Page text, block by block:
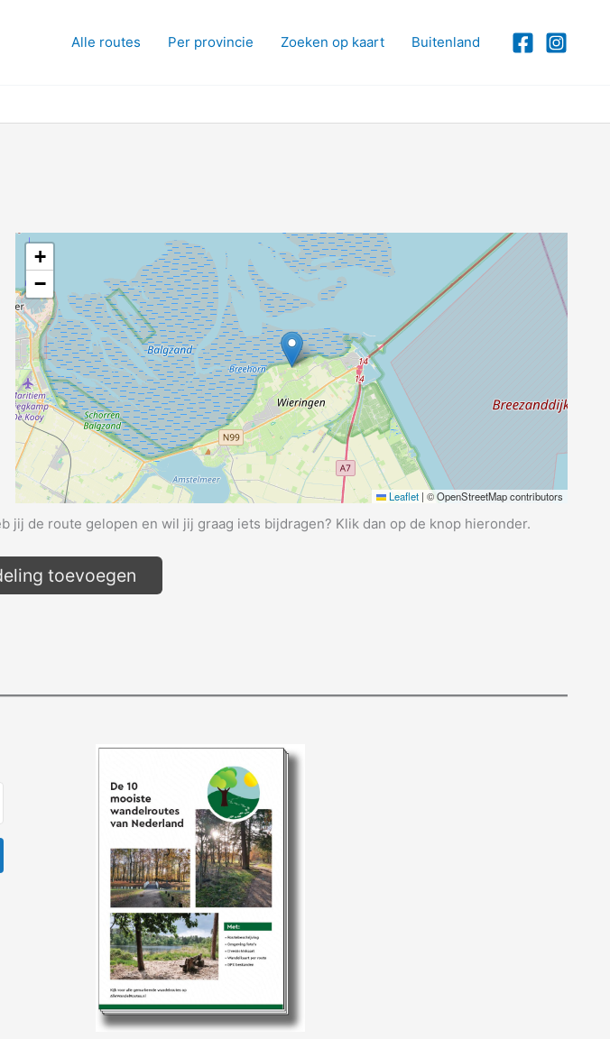
Alle routes Per provincie Zoeken op kaart Buitenland
+
−
Leaflet | © OpenStreetMap contributors
jij de route gelopen en wil jij graag iets bijdragen? Klik dan op de knop hieronder.
toevoegen